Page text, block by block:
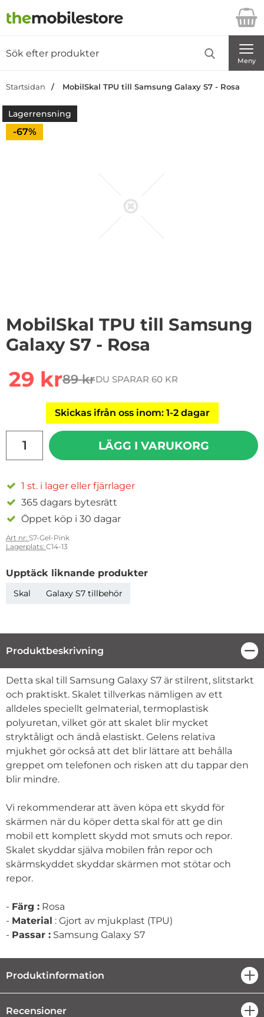
Startsidan för Danira Telecom AB
Meny
Startsidan MobilSkal TPU till Samsung Galaxy S7 - Rosa
Lagerrensning
Priset är nedsatt med
-67%
MobilSkal TPU till Samsung
Galaxy S7 - Rosa
rea pris
29 krtidigare pris
89 krDU SPARAR 60 KR
Skickas ifrån oss inom: 1-2 dagar
LÄGG I VARUKORG
1 st. i lager eller fjärrlager
365 dagars bytesrätt
Öppet köp i 30 dagar
Art nr: S7-Gel-Pink
Lagerplats: C14-13
Upptäck liknande produkter
Skal Galaxy S7 tillbehör
Produktbeskrivning
Produktbeskrivning
Detta skal till Samsung Galaxy S7 är stilrent, slitstarkt
och praktiskt. Skalet tillverkas nämligen av ett
alldeles speciellt gelmaterial, termoplastisk
polyuretan, vilket gör att skalet blir mycket
stryktåligt och ändå elastiskt. Gelens relativa
mjukhet gör också att det blir lättare att behålla
greppet om telefonen och risken att du tappar den
blir mindre.
Vi rekommenderar att även köpa ett skydd för
skärmen när du köper detta skal för att ge din
mobil ett komplett skydd mot smuts och repor.
Skalet skyddar själva mobilen från repor och
skärmskyddet skyddar skärmen mot stötar och
repor.
- Färg : Rosa
- Material : Gjort av mjukplast (TPU)
- Passar : Samsung Galaxy S7
Produktinformation
Recensioner